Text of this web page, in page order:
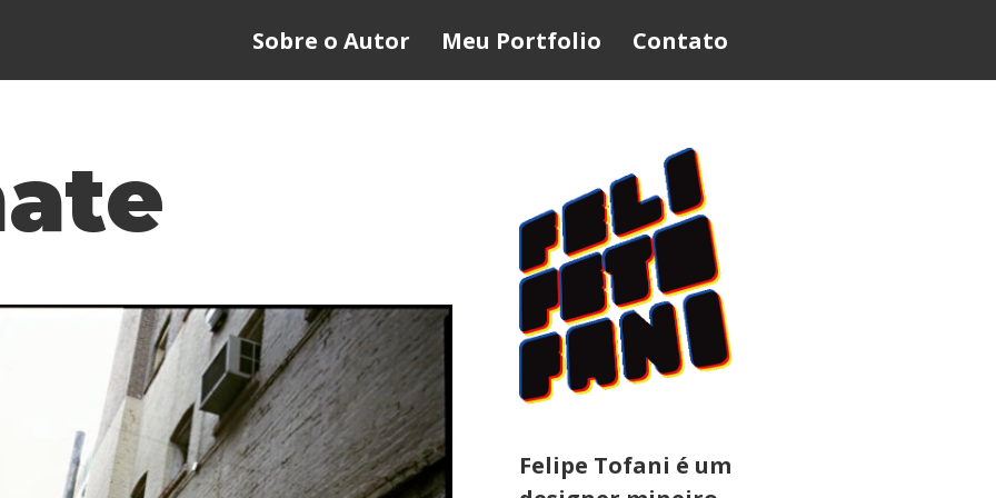
Sobre o Autor Meu Portfolio Contato
Felipe Tofani é um